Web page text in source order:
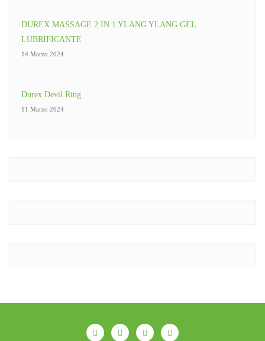
DUREX MASSAGE 2 IN 1 YLANG YLANG GEL
LUBRIFICANTE
14 Marzo 2024
Durex Devil Ring
11 Marzo 2024